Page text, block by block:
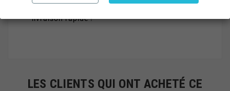
Commandez votre Kaya The Blocksur MyChicha
— livraison rapide !
LES CLIENTS QUI ONT ACHETÉ CE